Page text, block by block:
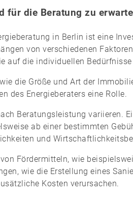
für die Beratung zu
in Berlin ist eine
von verschiedenen
auf die individuellen
die Größe und Art der
des Energieberaters eine Rolle.
Beratungsleistung variieren.
ab einer bestimmten
und
Fördermitteln, wie
wie die Erstellung eines
Kosten verursachen.